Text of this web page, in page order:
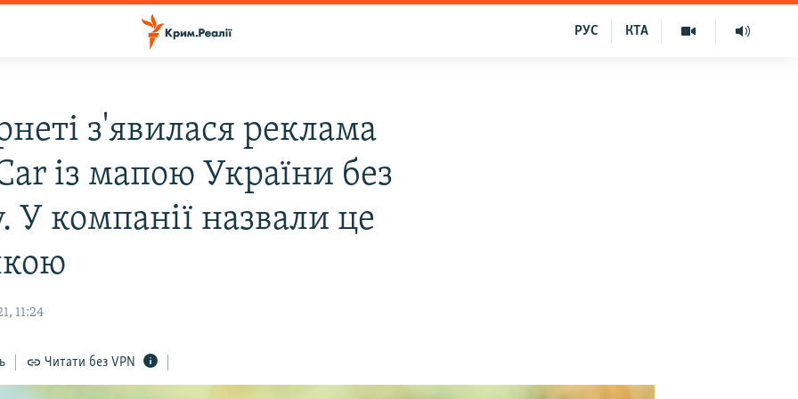
КТА
РУС
з'явилася реклама
із мапою України без
У компанії назвали це
11:24
Читати без VPN